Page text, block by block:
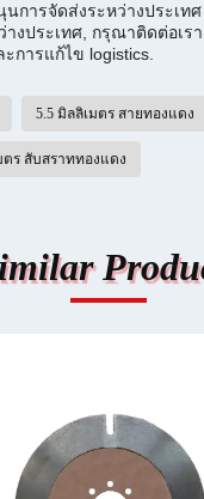
นการจัดส่งระหว่างประเท
างประเทศ, กรุณาติดต่อเร
การแก้ไข logistics.
5.5 มิลลิเมตร สายทองแดง
ร สับสราททองแดง